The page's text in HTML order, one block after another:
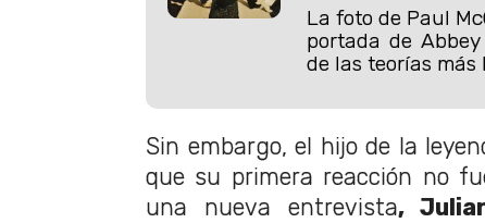
La foto de Paul
portada de
de las teorías más
Sin embargo, el hijo de la
que su primera reacción no
una nueva entrevista,